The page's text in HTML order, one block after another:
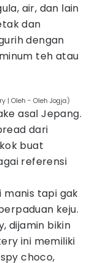
air, dan lain
dan
dengan
teh atau
| Oleh - Oleh Jogja)
asal Jepang.
dari
buat
referensi
manis tapi gak
keju.
dijamin bikin
ini memiliki
choco,